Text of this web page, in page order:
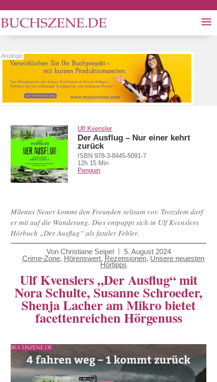
Ulf Kvensler
Der Ausflug – Nur einer kehrt
zurück
ISBN 978-3-8445-5091-7
12h 15 Min
Penguin
Milenas Neuer kommt den Freunden seltsam vor. Trotzdem darf
er mit auf die Wanderung. Dies entpuppt sich in Ulf Kvenslers
Hörbuch „Der Ausflug“ als fataler Fehler.
Von Christiane Seipel
5. August 2024
Crime-Zone, Hörenswert, Rezensionen, Unsere neuesten
Hörtipps
Ulf Kvenslers „Der Ausflug“ mit
Nora Schulte, Susanne Schroeder,
Shenja Lacher am Mikro bietet
facettenreichen Hörgenuss